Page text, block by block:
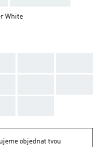
White
objednat tvou